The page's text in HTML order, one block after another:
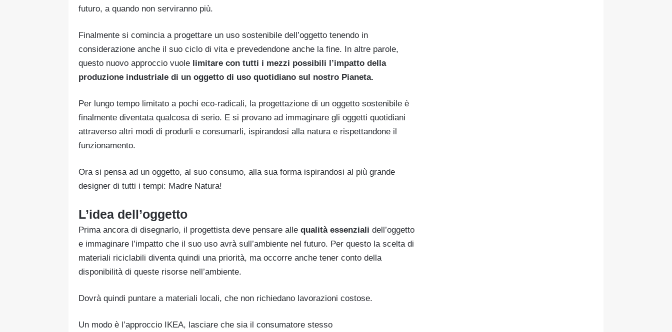
futuro, a quando non serviranno più.
Finalmente si comincia a progettare un uso sostenibile dell’oggetto tenendo in
considerazione anche il suo ciclo di vita e prevedendone anche la fine. In altre parole,
questo nuovo approccio vuole limitare con tutti i mezzi possibili l’impatto della
produzione industriale di un oggetto di uso quotidiano sul nostro Pianeta.
Per lungo tempo limitato a pochi eco-radicali, la progettazione di un oggetto sostenibile è
finalmente diventata qualcosa di serio. E si provano ad immaginare gli oggetti quotidiani
attraverso altri modi di produrli e consumarli, ispirandosi alla natura e rispettandone il
funzionamento.
Ora si pensa ad un oggetto, al suo consumo, alla sua forma ispirandosi al più grande
designer di tutti i tempi: Madre Natura!
L’idea dell’oggetto
Prima ancora di disegnarlo, il progettista deve pensare alle qualità essenziali dell’oggetto
e immaginare l’impatto che il suo uso avrà sull’ambiente nel futuro. Per questo la scelta di
materiali riciclabili diventa quindi una priorità, ma occorre anche tener conto della
disponibilità di queste risorse nell’ambiente.
Dovrà quindi puntare a materiali locali, che non richiedano lavorazioni costose.
Un modo è l’approccio IKEA, lasciare che sia il consumatore stesso